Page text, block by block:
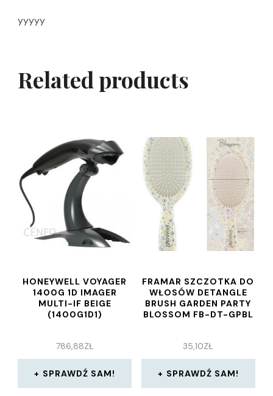
yyyyy
Related products
HONEYWELL VOYAGER
1400G 1D IMAGER
MULTI-IF BEIGE
(1400G1D1)
786,88ZŁ
SPRAWDŹ SAM!
FRAMAR SZCZOTKA DO
WŁOSÓW DETANGLE
BRUSH GARDEN PARTY
BLOSSOM FB-DT-GPBL
35,10ZŁ
SPRAWDŹ SAM!